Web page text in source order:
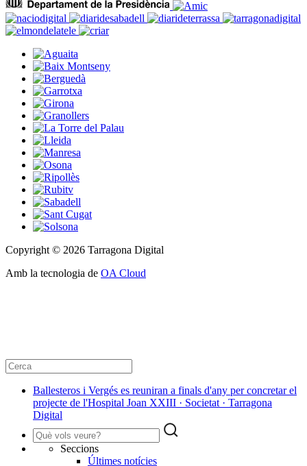
Copyright © 2026 Tarragona Digital
Amb la tecnologia de OA Cloud
Ballesteros i Vergés es reuniran a finals d'any per concretar el
projecte de l'Hospital Joan XXIII · Societat · Tarragona
Digital
Seccions
Últimes notícies